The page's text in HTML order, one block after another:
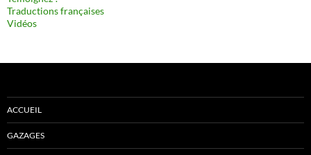
Traductions françaises
Vidéos
ACCUEIL
GAZAGES